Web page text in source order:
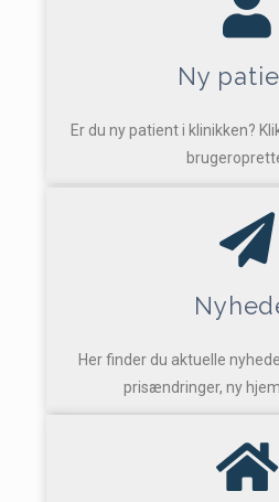
Ny
Er du ny patient i klinikken?
Her finder du aktuelle
prisændringer, ny